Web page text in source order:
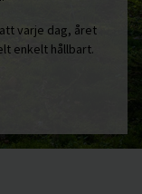
varje dag, året
enkelt hållbart.